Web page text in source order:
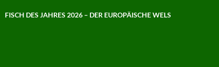
FISCH DES JAHRES 2026 – DER EUROPÄISCHE WELS